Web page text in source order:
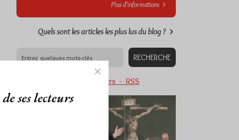
Plus d’informations
Quels sont les articles les plus lus du blog ?
Abonnement aux Newsletters - RSS
ses lecteurs